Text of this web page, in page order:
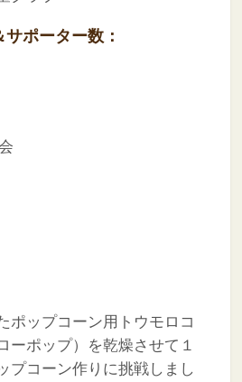
ポーター数：
ポップコーン用トウモロコ
ーポップ）を乾燥させて１
プコーン作りに挑戦しまし